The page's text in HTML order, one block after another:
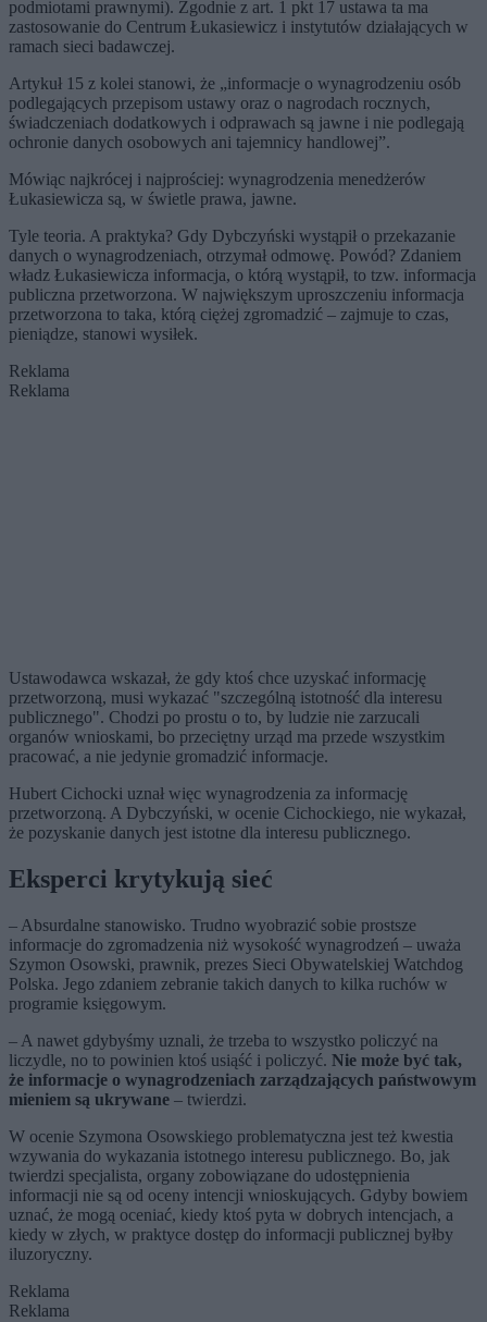
podmiotami prawnymi). Zgodnie z art. 1 pkt 17 ustawa ta ma
zastosowanie do Centrum Łukasiewicz i instytutów działających w
ramach sieci badawczej.
Artykuł 15 z kolei stanowi, że „informacje o wynagrodzeniu osób
podlegających przepisom ustawy oraz o nagrodach rocznych,
świadczeniach dodatkowych i odprawach są jawne i nie podlegają
ochronie danych osobowych ani tajemnicy handlowej”.
Mówiąc najkrócej i najprościej: wynagrodzenia menedżerów
Łukasiewicza są, w świetle prawa, jawne.
Tyle teoria. A praktyka? Gdy Dybczyński wystąpił o przekazanie
danych o wynagrodzeniach, otrzymał odmowę. Powód? Zdaniem
władz Łukasiewicza informacja, o którą wystąpił, to tzw. informacja
publiczna przetworzona. W największym uproszczeniu informacja
przetworzona to taka, którą ciężej zgromadzić – zajmuje to czas,
pieniądze, stanowi wysiłek.
Reklama
Reklama
Ustawodawca wskazał, że gdy ktoś chce uzyskać informację
przetworzoną, musi wykazać "szczególną istotność dla interesu
publicznego". Chodzi po prostu o to, by ludzie nie zarzucali
organów wnioskami, bo przeciętny urząd ma przede wszystkim
pracować, a nie jedynie gromadzić informacje.
Hubert Cichocki uznał więc wynagrodzenia za informację
przetworzoną. A Dybczyński, w ocenie Cichockiego, nie wykazał,
że pozyskanie danych jest istotne dla interesu publicznego.
Eksperci krytykują sieć
– Absurdalne stanowisko. Trudno wyobrazić sobie prostsze
informacje do zgromadzenia niż wysokość wynagrodzeń – uważa
Szymon Osowski, prawnik, prezes Sieci Obywatelskiej Watchdog
Polska. Jego zdaniem zebranie takich danych to kilka ruchów w
programie księgowym.
– A nawet gdybyśmy uznali, że trzeba to wszystko policzyć na
liczydle, no to powinien ktoś usiąść i policzyć. Nie może być tak,
że informacje o wynagrodzeniach zarządzających państwowym
mieniem są ukrywane – twierdzi.
W ocenie Szymona Osowskiego problematyczna jest też kwestia
wzywania do wykazania istotnego interesu publicznego. Bo, jak
twierdzi specjalista, organy zobowiązane do udostępnienia
informacji nie są od oceny intencji wnioskujących. Gdyby bowiem
uznać, że mogą oceniać, kiedy ktoś pyta w dobrych intencjach, a
kiedy w złych, w praktyce dostęp do informacji publicznej byłby
iluzoryczny.
Reklama
Reklama